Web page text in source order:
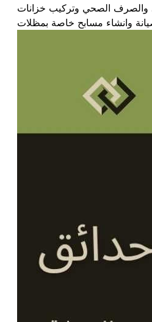
والصرف الصحي وتركيب خزانات